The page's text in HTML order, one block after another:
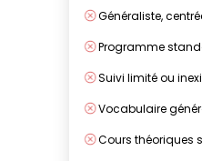
Généraliste,
Programme
Suivi limité ou
Vocabulaire
Cours théoriques